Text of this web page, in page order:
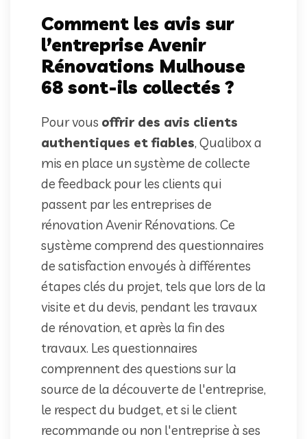
Comment les avis sur
l’entreprise Avenir
Rénovations Mulhouse
68 sont-ils collectés ?
Pour vous offrir des avis clients
authentiques et fiables, Qualibox a
mis en place un système de collecte
de feedback pour les clients qui
passent par les entreprises de
rénovation Avenir Rénovations. Ce
système comprend des questionnaires
de satisfaction envoyés à différentes
étapes clés du projet, tels que lors de la
visite et du devis, pendant les travaux
de rénovation, et après la fin des
travaux. Les questionnaires
comprennent des questions sur la
source de la découverte de l'entreprise,
le respect du budget, et si le client
recommande ou non l'entreprise à ses